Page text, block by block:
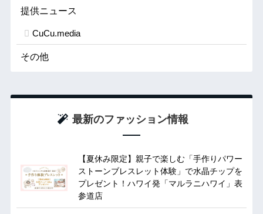
提供ニュース
CuCu.media
その他
最新のファッション情報
【夏休み限定】親子で楽しむ「手作りパワー
ストーンブレスレット体験」で水晶チップを
プレゼント！ハワイ発「マルラニハワイ」表
参道店